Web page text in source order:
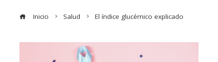
Inicio Salud El índice glucémico explicado